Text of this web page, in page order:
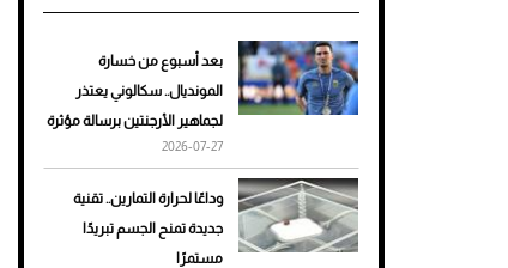
تمنحك فخامة استثنائية
هوى الأبطال
أفضل تدريج للشعر الطويل
لإطلالة جريئة وعصرية
بعد أسبوع من خسارة
المونديال.. سكالوني يعتذر
لجماهير الأرجنتين برسالة مؤثرة
2026-07-27
وداعًا لحرارة التمارين.. تقنية
جديدة تمنح الجسم تبريدًا
مستمرًا